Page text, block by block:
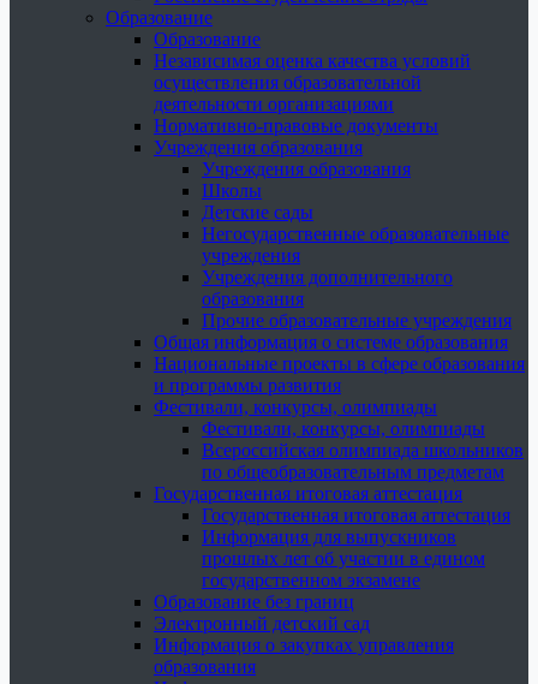
Образование
Образование
Независимая оценка качества условий
осуществления образовательной
деятельности организациями
Нормативно-правовые документы
Учреждения образования
Учреждения образования
Школы
Детские сады
Негосударственные образовательные
учреждения
Учреждения дополнительного
образования
Прочие образовательные учреждения
Общая информация о системе образования
Национальные проекты в сфере образования
и программы развития
Фестивали, конкурсы, олимпиады
Фестивали, конкурсы, олимпиады
Всероссийская олимпиада школьников
по общеобразовательным предметам
Государственная итоговая аттестация
Государственная итоговая аттестация
Информация для выпускников
прошлых лет об участии в едином
государственном экзамене
Образование без границ
Электронный детский сад
Информация о закупках управления
образования